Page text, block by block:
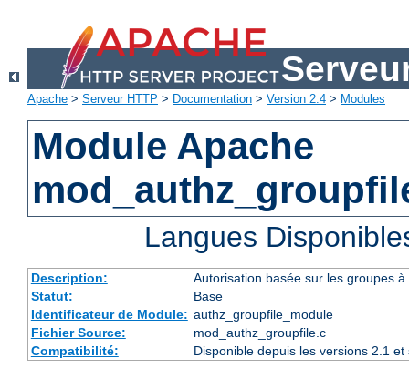
Apache > Serveur HTTP > Documentation > Version 2.4 > Modules
Module Apache
Langues
Description:
Autorisation basée sur les groupes
Statut:
Base
Identificateur de Module: authz_groupfile_module
Fichier Source:
mod_authz_groupfile.c
Compatibilité:
Disponible depuis les versions 2.1